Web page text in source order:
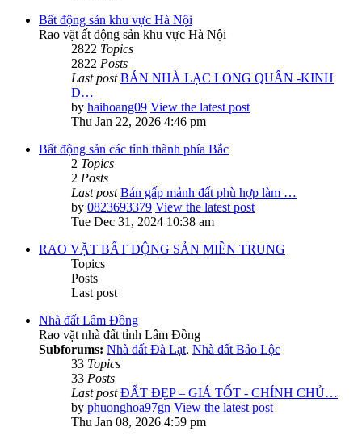
Bất động sản khu vực Hà Nội
Rao vặt ất động sản khu vực Hà Nội
2822 Topics
2822 Posts
Last post BÁN NHÀ LẠC LONG QUÂN -KINH
D…
by haihoang09 View the latest post
Thu Jan 22, 2026 4:46 pm
Bất động sản các tỉnh thành phía Bắc
2 Topics
2 Posts
Last post Bán gấp mảnh đất phù hợp làm …
by 0823693379 View the latest post
Tue Dec 31, 2024 10:38 am
RAO VẶT BẤT ĐỘNG SẢN MIỀN TRUNG
Topics
Posts
Last post
Nhà đất Lâm Đồng
Rao vặt nhà đất tỉnh Lâm Đồng
Subforums: Nhà đất Đà Lạt, Nhà đất Bảo Lộc
33 Topics
33 Posts
Last post ĐẤT ĐẸP – GIÁ TỐT - CHÍNH CHỦ…
by phuonghoa97gn View the latest post
Thu Jan 08, 2026 4:59 pm